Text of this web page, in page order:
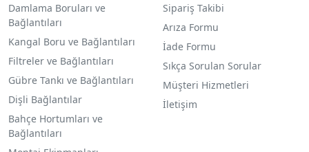
Damlama Boruları ve
Bağlantıları
Kangal Boru ve Bağlantıları
Filtreler ve Bağlantıları
Gübre Tankı ve Bağlantıları
Dişli Bağlantılar
Bahçe Hortumları ve
Bağlantıları
Sipariş Takibi
Arıza Formu
İade Formu
Sıkça Sorulan Sorular
Müşteri Hizmetleri
İletişim